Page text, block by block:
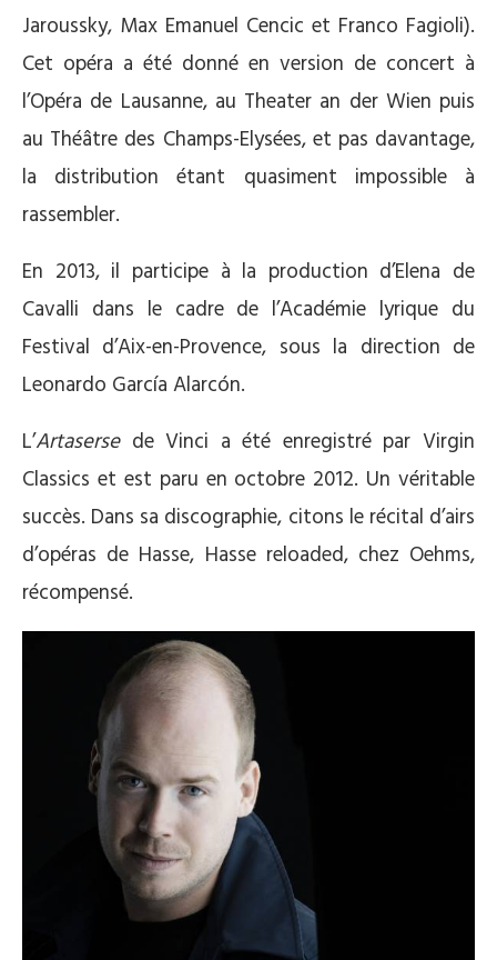
Jaroussky, Max Emanuel Cencic et Franco Fagioli).
Cet opéra a été donné en version de concert à
l’Opéra de Lausanne, au Theater an der Wien puis
au Théâtre des Champs-Elysées, et pas davantage,
la distribution étant quasiment impossible à
rassembler.
En 2013, il participe à la production d’Elena de
Cavalli dans le cadre de l’Académie lyrique du
Festival d’Aix-en-Provence, sous la direction de
Leonardo García Alarcón.
L’Artasersede Vinci a été enregistré par Virgin
Classics et est paru en octobre 2012. Un véritable
succès. Dans sa discographie, citons le récital d’airs
d’opéras de Hasse, Hasse reloaded, chez Oehms,
récompensé.